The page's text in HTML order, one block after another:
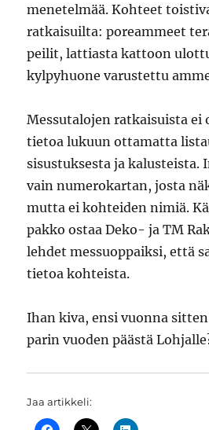
menetelmää. Kohteet
ratkaisuilta: poreammeet
peilit, lattiasta kattoon
kylpyhuone varustettu
Messutalojen ratkaisuista ei
tietoa lukuun ottamatta
sisustuksesta ja kalusteista.
vain numerokartan, josta
mutta ei kohteiden nimiä.
pakko ostaa Deko- ja TM
lehdet messuoppaiksi, että
tietoa kohteista.
Ihan kiva, ensi vuonna
parin vuoden päästä
Jaa artikkeli: